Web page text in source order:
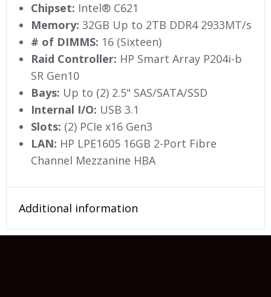
Chipset: Intel® C621
Memory: 32GB Up to 2TB DDR4 2933MT/s
# of DIMMS: 16 (Sixteen)
Raid Controller: HP Smart Array P204i-b
SR Gen10
Bays: Up to (2) 2.5" SAS/SATA/SSD
Internal I/O: USB 3.1
Slots: (2) PCIe x16 Gen3
LAN: HP LPE1605 16GB 2-Port Fibre
Channel Mezzanine HBA
Additional information